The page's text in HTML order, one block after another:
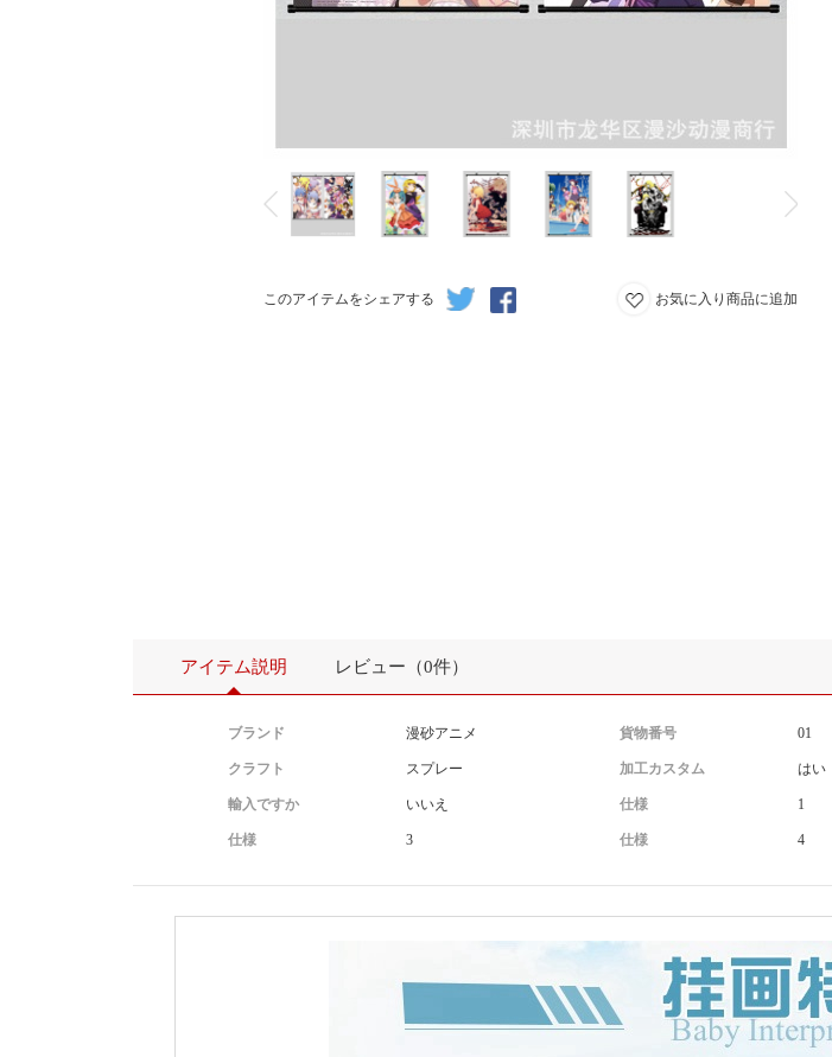
このアイテムをシェアする お気に入り商品に追加
アイテム説明 レビュー（0件）
ブランド 漫砂アニメ 貨物番号 01
クラフト スプレー 加工カスタム はい
輸入ですか いいえ 仕様 1
仕様 3 仕様 4